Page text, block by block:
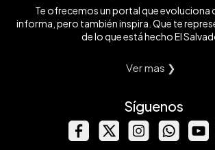
Te ofrecemos un portal que evoluciona
informa, pero también inspira. Que te
de lo que está hecho El
Ver mas ❯
Síguenos